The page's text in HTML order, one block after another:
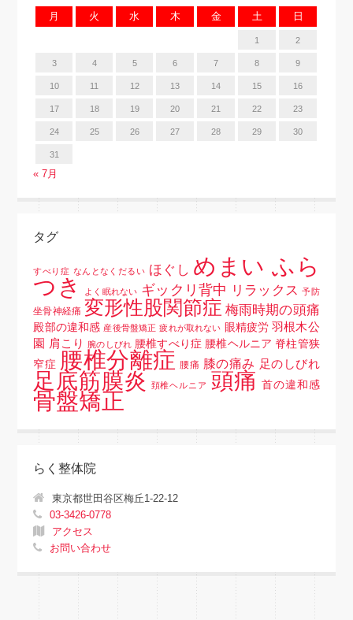
月 火 水 木 金 土 日
1 2
3 4 5 6 7 8 9
10 11 12 13 14 15 16
17 18 19 20 21 22 23
24 25 26 27 28 29 30
31
« 7月
タグ
すべり症 なんとなくだるい ほぐし めまい ふら
つき
よく眠れない ギックリ背中 リラックス 予防
坐骨神経痛 変形性股関節症 梅雨時期の頭痛
殿部の違和感 産後骨盤矯正 疲れが取れない 眼精疲労 羽根木公
園 肩こり 腕のしびれ 腰椎すべり症 腰椎ヘルニア 脊柱管狭
窄症 腰椎分離症 腰痛 膝の痛み 足のしびれ
足底筋膜炎 頚椎ヘルニア 頭痛 首の違和感
骨盤矯正
らく整体院
東京都世田谷区梅丘1-22-12
03-3426-0778
アクセス
お問い合わせ